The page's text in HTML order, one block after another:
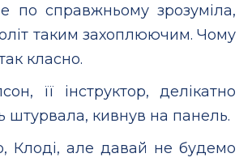
по справжньому зрозуміла,
таким захоплюючим. Чому
класно.
її інструктор, делікатно
штурвала, кивнув на панель.
Клоді, але давай не будемо